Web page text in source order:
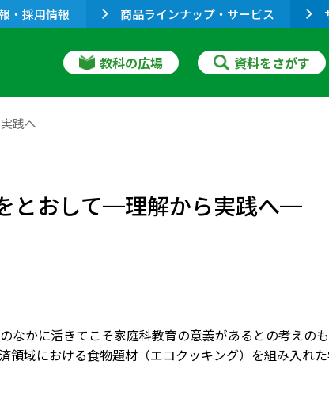
・採用情報 商品ラインナップ・サービス
教科の広場 資料をさがす
践へ─
とおして─理解から実践へ─
なかに活きてこそ家庭科教育の意義があるとの考えの
領域における食物題材（エコクッキング）を組み入れ